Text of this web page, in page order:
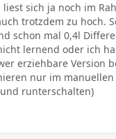
sich ja noch im
trotzdem zu hoch.
schon mal 0,4l
lernend oder ich
erziehbare Version
nur im
runterschalten)